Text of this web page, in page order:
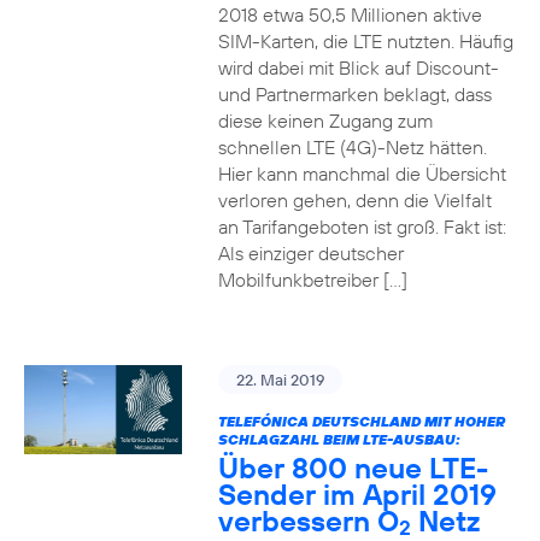
2018 etwa 50,5 Millionen aktive
SIM-Karten, die LTE nutzten. Häufig
wird dabei mit Blick auf Discount-
und Partnermarken beklagt, dass
diese keinen Zugang zum
schnellen LTE (4G)-Netz hätten.
Hier kann manchmal die Übersicht
verloren gehen, denn die Vielfalt
an Tarifangeboten ist groß. Fakt ist:
Als einziger deutscher
Mobilfunkbetreiber […]
22. Mai 2019
TELEFÓNICA DEUTSCHLAND MIT HOHER
SCHLAGZAHL BEIM LTE-AUSBAU:
Über 800 neue LTE-
Sender im April 2019
verbessern O2 Netz